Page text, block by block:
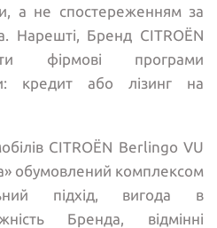
а не спостереженням за
Нарешті, Бренд CITROЁN
фірмові програми
кредит або лізинг на
CITROЁN Berlingo VU
обумовлений комплексом
підхід, вигода в
Бренда, відмінні